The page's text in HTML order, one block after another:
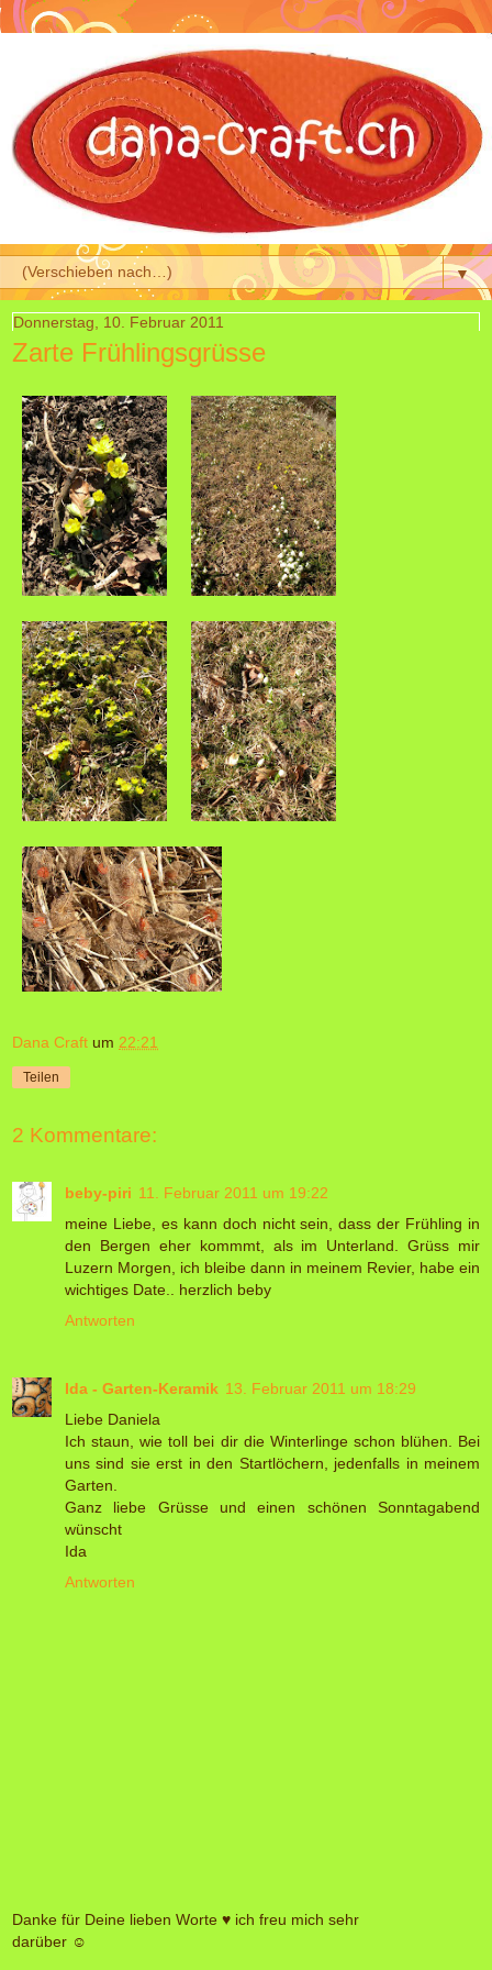
▼
Donnerstag, 10. Februar 2011
Zarte Frühlingsgrüsse
Dana Craft um 22:21
Teilen
2 Kommentare:
beby-piri 11. Februar 2011 um 19:22
meine Liebe, es kann doch nicht sein, dass der Frühling in
den Bergen eher kommmt, als im Unterland. Grüss mir
Luzern Morgen, ich bleibe dann in meinem Revier, habe ein
wichtiges Date.. herzlich beby
Antworten
Ida - Garten-Keramik 13. Februar 2011 um 18:29
Liebe Daniela
Ich staun, wie toll bei dir die Winterlinge schon blühen. Bei
uns sind sie erst in den Startlöchern, jedenfalls in meinem
Garten.
Ganz liebe Grüsse und einen schönen Sonntagabend
wünscht
Ida
Antworten
Danke für Deine lieben Worte ♥ ich freu mich sehr
darüber ☺